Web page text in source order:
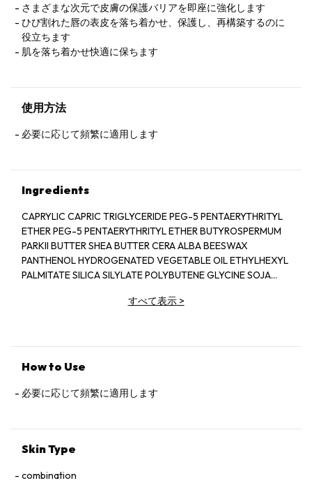
さまざまな次元で皮膚の保護バリアを即座に強化します
ひび割れた唇の表皮を落ち着かせ、保護し、再構築するのに
役立ちます
肌を落ち着かせ快適に保ちます
使用方法
必要に応じて頻繁に適用します
Ingredients
CAPRYLIC CAPRIC TRIGLYCERIDE PEG-5 PENTAERYTHRITYL
ETHER PEG-5 PENTAERYTHRITYL ETHER BUTYROSPERMUM
PARKII BUTTER SHEA BUTTER CERA ALBA BEESWAX
PANTHENOL HYDROGENATED VEGETABLE OIL ETHYLHEXYL
PALMITATE SILICA SILYLATE POLYBUTENE GLYCINE SOJA
MYRISTYL MALATE PHOSPHONIC ACID PENTAERYTHRITYL
すべて表示>
How to Use
必要に応じて頻繁に適用します
Skin Type
combination